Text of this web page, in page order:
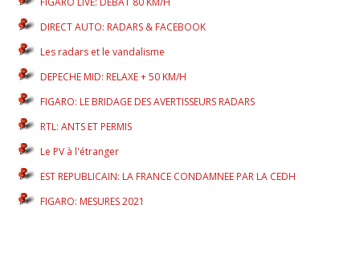
DIRECT AUTO: RADARS & FACEBOOK
Les radars et le vandalisme
DEPECHE MID: RELAXE + 50 KM/H
FIGARO: LE BRIDAGE DES AVERTISSEURS RADARS
RTL: ANTS ET PERMIS
Le PV à l'étranger
EST REPUBLICAIN: LA FRANCE CONDAMNEE PAR LA CEDH
FIGARO: MESURES 2021